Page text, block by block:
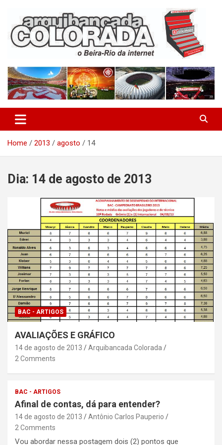
content
Arquibancada Colorada
Home 2013 agosto 14
Dia: 14 de agosto de 2013
BAC - ARTIGOS
AVALIAÇÕES E GRÁFICO
14 de agosto de 2013
Arquibancada Colorada
2 Comments
BAC - ARTIGOS
Afinal de contas, dá para entender?
14 de agosto de 2013
Antônio Carlos Pauperio
2 Comments
Vou abordar nessa postagem dois (2) pontos que